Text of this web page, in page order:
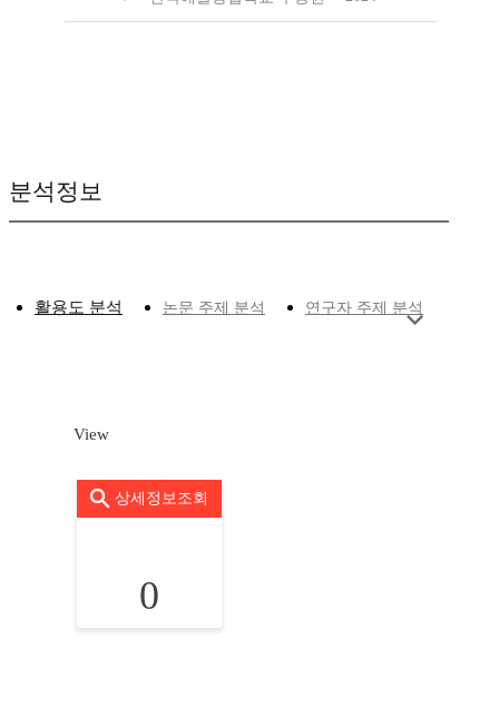
분석정보
활용도 분석 논문 주제 분석 연구자 주제 분석
View
상세정보조회
0